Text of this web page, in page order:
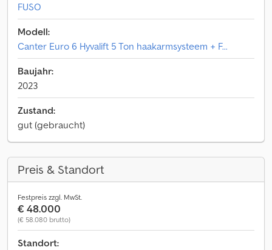
FUSO
Modell:
Canter Euro 6 Hyvalift 5 Ton haakarmsysteem + F...
Baujahr:
2023
Zustand:
gut (gebraucht)
Preis & Standort
Festpreis zzgl. MwSt.
€ 48.000
(€ 58.080 brutto)
Standort: